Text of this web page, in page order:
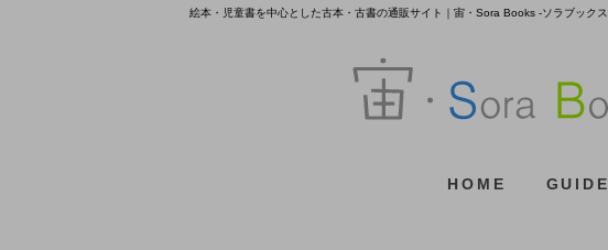
絵本・児童書を中心とした古本・古書の通販サイト｜宙・Sora Books -ソラブックス
HOME GUIDE